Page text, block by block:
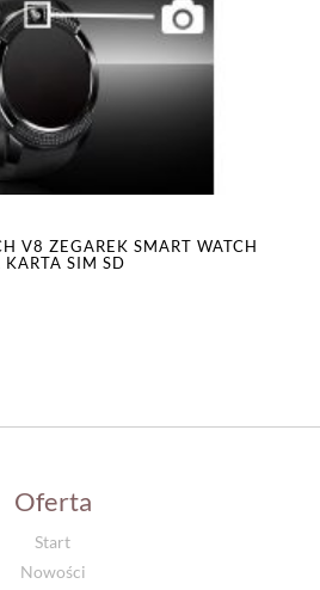
V8 ZEGAREK SMART WATCH
KARTA SIM SD
Oferta
Start
Nowości